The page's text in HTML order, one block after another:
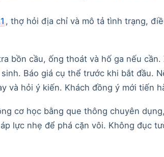
, thợ hỏi địa chỉ và mô tả tình trạng,
bồn cầu, ống thoát và hố ga nếu
Báo giá cụ thể trước khi bắt đầu.
và hỏi ý kiến. Khách đồng ý mới tiến
cơ học bằng que thông chuyên
lực nhẹ để phá cặn vôi. Không đục